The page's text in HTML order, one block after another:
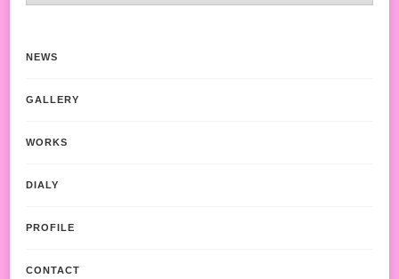
NEWS
GALLERY
WORKS
DIALY
PROFILE
CONTACT